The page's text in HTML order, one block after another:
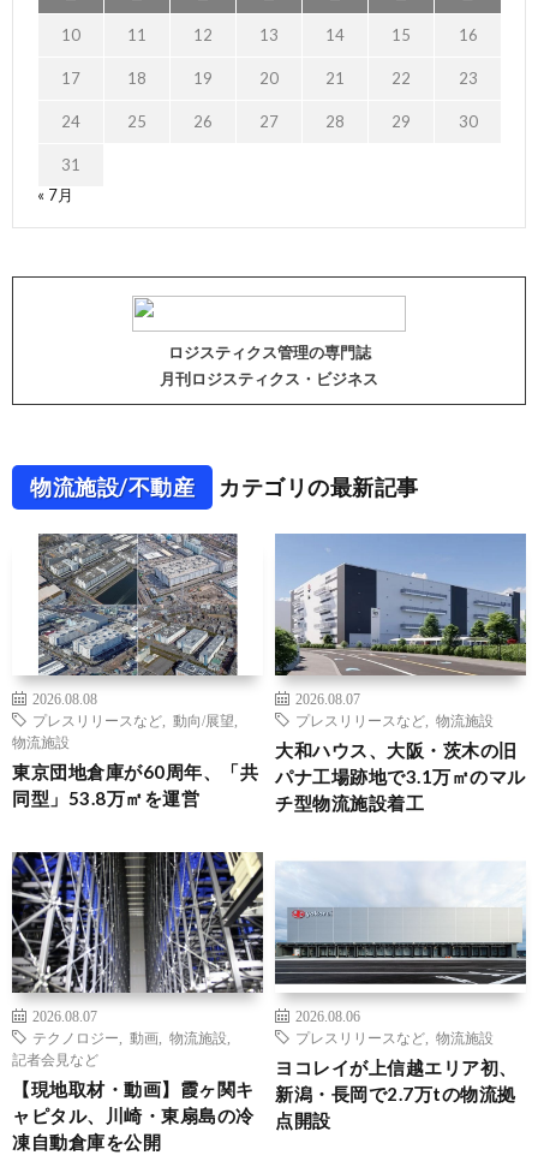
10 11 12 13 14 15 16
17 18 19 20 21 22 23
24 25 26 27 28 29 30
31
« 7月
ロジスティクス管理の専門誌
月刊ロジスティクス・ビジネス
物流施設/不動産 カテゴリの最新記事
2026.08.08
プレスリリースなど
動向/展望
物流施設
東京団地倉庫が60周年、「共
同型」53.8万㎡を運営
2026.08.07
プレスリリースなど
物流施設
大和ハウス、大阪・茨木の旧
パナ工場跡地で3.1万㎡のマル
チ型物流施設着工
2026.08.07
テクノロジー
動画 物流施設
記者会見など
【現地取材・動画】霞ヶ関キ
ャピタル、川崎・東扇島の冷
凍自動倉庫を公開
2026.08.06
プレスリリースなど
物流施設
ヨコレイが上信越エリア初、
新潟・長岡で2.7万tの物流拠
点開設